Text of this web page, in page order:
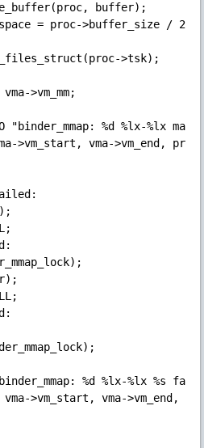
buffer);
= proc->buffer_size / 2;
>tsk);
vma->vm_mm;
"binder_mmap: %d %lx-%lx maps
>vm_start, vma->vm_end,
%d %lx-%lx %s
>vm_start, vma->vm_end,